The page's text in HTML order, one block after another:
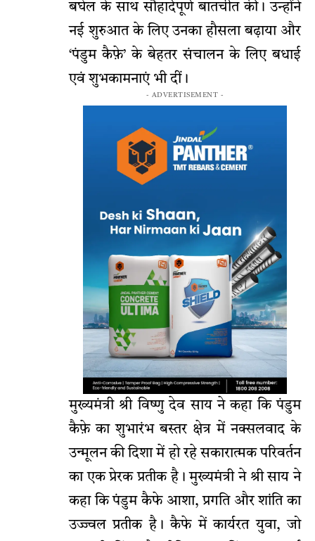
बघेल के साथ सौहार्दपूर्ण बातचीत की। उन्होंने
नई शुरुआत के लिए उनका हौसला बढ़ाया और
‘पंडुम कैफ़े’ के बेहतर संचालन के लिए बधाई
एवं शुभकामनाएं भी दीं।
- ADVERTISEMENT -
मुख्यमंत्री श्री विष्णु देव साय ने कहा कि पंडुम
कैफ़े का शुभारंभ बस्तर क्षेत्र में नक्सलवाद के
उन्मूलन की दिशा में हो रहे सकारात्मक परिवर्तन
का एक प्रेरक प्रतीक है। मुख्यमंत्री ने श्री साय ने
कहा कि पंडुम कैफे आशा, प्रगति और शांति का
उज्ज्वल प्रतीक है। कैफे में कार्यरत युवा, जो